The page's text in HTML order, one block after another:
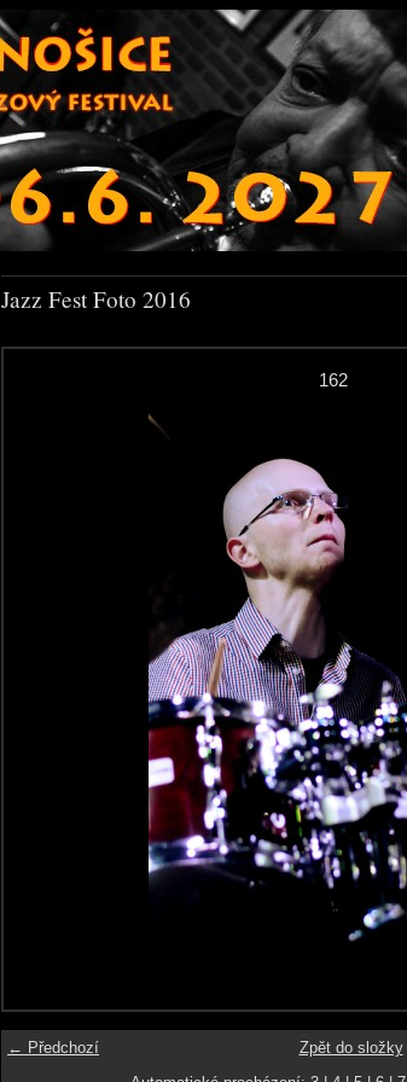
Jazz Fest Foto 2016
162
← Předchozí
Zpět do složky